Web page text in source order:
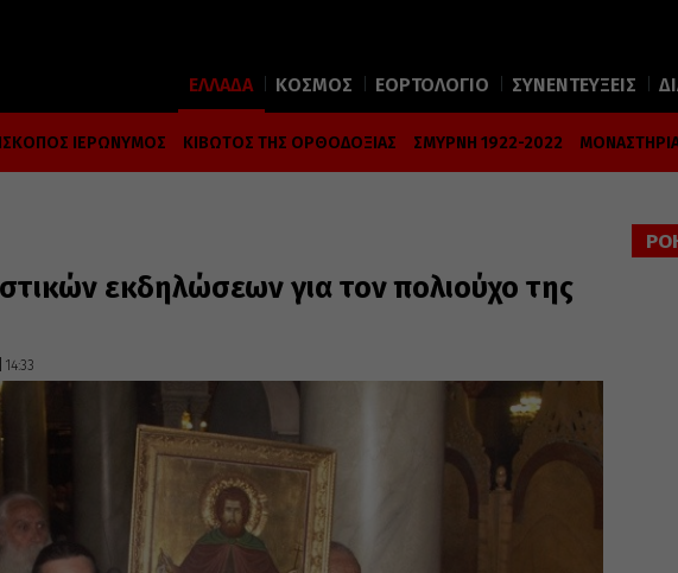
ΕΛΛΑΔΑ ΚΟΣΜΟΣ ΕΟΡΤΟΛΟΓΙΟ ΣΥΝΕΝΤΕΥΞΕΙΣ
ΙΕΡΩΝΥΜΟΣ ΚΙΒΩΤΟΣ ΤΗΣ ΟΡΘΟΔΟΞΙΑΣ ΣΜΥΡΝΗ 1922-2022
εκδηλώσεων για τον πολιούχο της
14:33